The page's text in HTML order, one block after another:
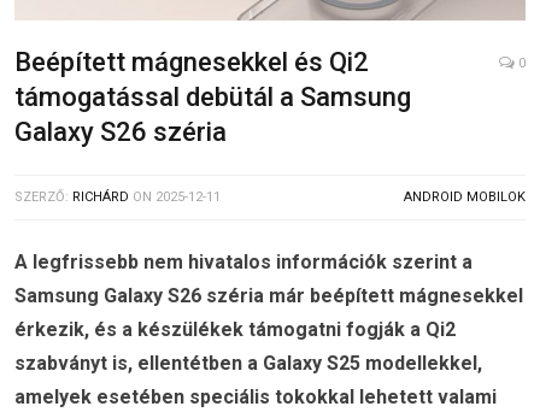
Beépített mágnesekkel és Qi2
támogatással debütál a Samsung
Galaxy S26 széria
0
SZERZŐ: RICHÁRD ON 2025-12-11 ANDROID MOBILOK
A legfrissebb nem hivatalos információk szerint a
Samsung Galaxy S26 széria már beépített mágnesekkel
érkezik, és a készülékek támogatni fogják a Qi2
szabványt is, ellentétben a Galaxy S25 modellekkel,
amelyek esetében speciális tokokkal lehetett valami